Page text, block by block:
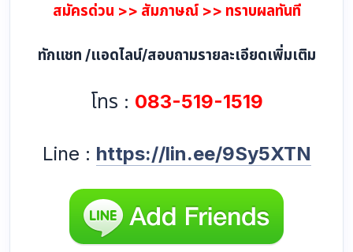
สมัครด่วน >> สัมภาษณ์ >> ทราบผลทันที
ทักแชท /แอดไลน์/สอบถามรายละเอียดเพิ่มเติม
โทร : 083-519-1519
Line : https://lin.ee/9Sy5XTN